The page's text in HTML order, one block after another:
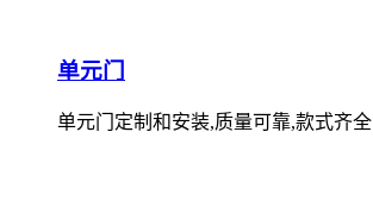
单元门
单元门定制和安装,质量可靠,款式齐全